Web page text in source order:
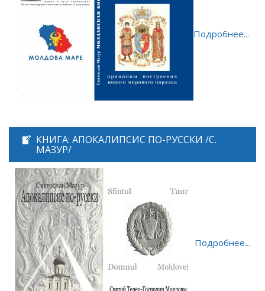
Подробнее...
КНИГА: АПОКАЛИПСИС ПО-РУССКИ /С.
МАЗУР/
Подробнее...